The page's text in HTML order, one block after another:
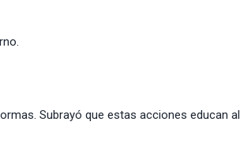
Subrayó que estas acciones educan al